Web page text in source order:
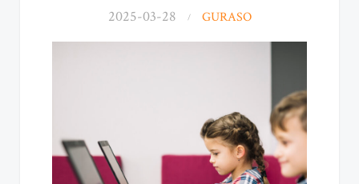
2025-03-28 GURASO